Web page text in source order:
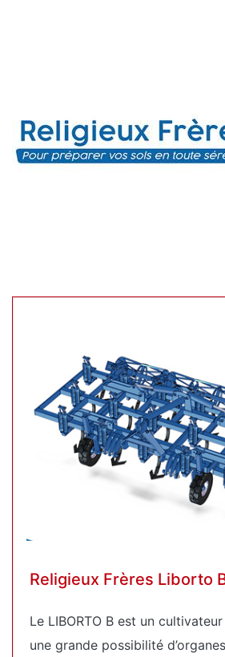
Religieux Frères Liborto
Le LIBORTO B est un
une grande possibilité